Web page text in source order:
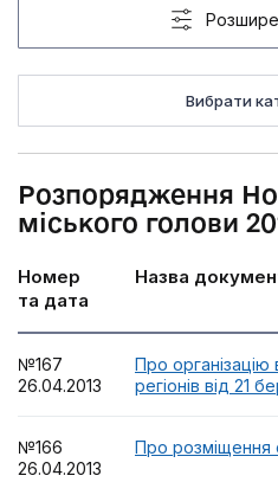
Вибрати
Розпорядження
міського голови
Номер
та дата
Назва
№167
26.04.2013
Про організацію
регіонів від 21
№166
26.04.2013
Про розміщення